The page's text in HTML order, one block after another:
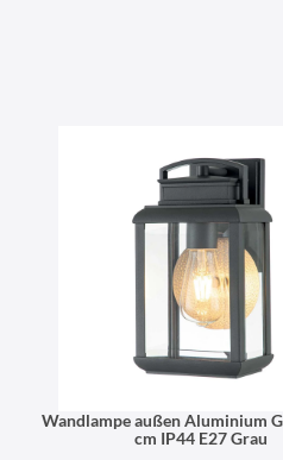
Wandlampe außen Aluminium
cm IP44 E27 Grau